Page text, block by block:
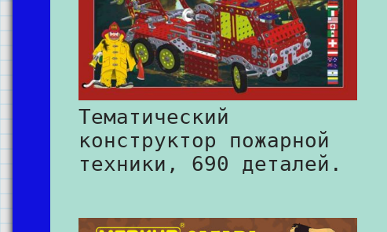
Тематический
конструктор пожарной
техники, 690 деталей.